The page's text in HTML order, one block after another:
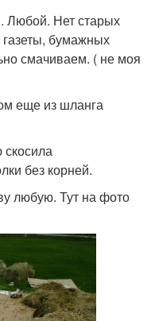
Любой. Нет старых
газеты, бумажных
смачиваем. ( не моя
еще из шланга
скосила
без корней.
любую. Тут на фото